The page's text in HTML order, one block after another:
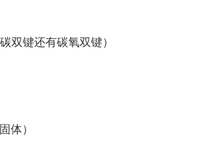
双键还有碳氧双键）
体）